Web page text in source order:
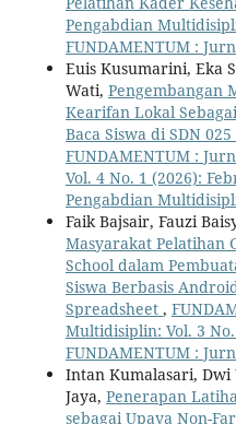
Pengabdian
FUNDAMENTUM :
Euis Kusumarini, Eka
Wati, Pengembangan
Kearifan Lokal
Baca Siswa di SDN
FUNDAMENTUM :
Vol. 4 No. 1 (2026):
Pengabdian
Faik Bajsair, Fauzi
Masyarakat Pelatihan
School dalam
Siswa Berbasis
Spreadsheet ,
Multidisiplin: Vol. 3
FUNDAMENTUM :
Intan Kumalasari, Dwi
Jaya, Penerapan
sebagai Upaya Non-